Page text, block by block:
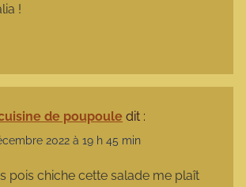
!
de poupoule dit :
2022 à 19 h 45 min
pois chiche cette salade me plaît